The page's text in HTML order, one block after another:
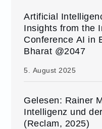
Artificial
Insights from the
Conference AI in
Bharat @2047
5. August 2025
Gelesen: Rainer
Intelligenz und
(Reclam, 2025)